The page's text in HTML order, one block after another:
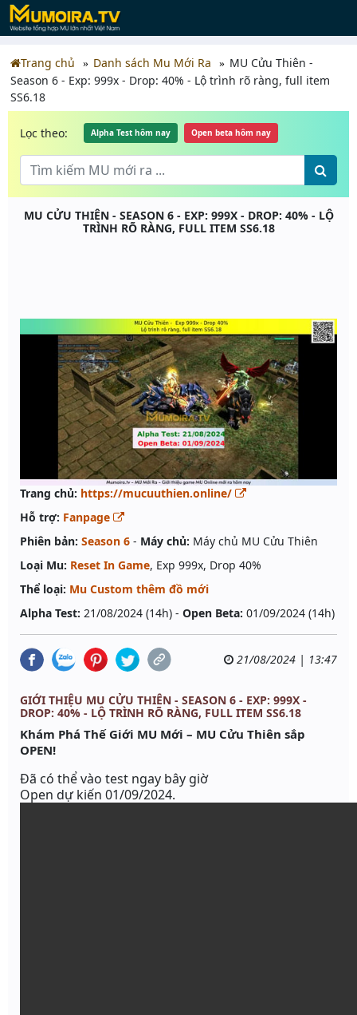
Trang chủ Danh sách Mu Mới Ra
MU Cửu Thiên -
Season 6 - Exp: 999x - Drop: 40% - Lộ trình rõ ràng, full item
SS6.18
Lọc theo: Alpha Test hôm nay Open beta hôm nay
MU CỬU THIÊN - SEASON 6 - EXP: 999X - DROP: 40% - LỘ
TRÌNH RÕ RÀNG, FULL ITEM SS6.18
Trang chủ: https://mucuuthien.online/
Hỗ trợ: Fanpage
Phiên bản: Season 6 - Máy chủ: Máy chủ MU Cửu Thiên
Loại Mu: Reset In Game, Exp 999x, Drop 40%
Thể loại: Mu Custom thêm đồ mới
Alpha Test: 21/08/2024 (14h) - Open Beta: 01/09/2024 (14h)
21/08/2024 | 13:47
GIỚI THIỆU MU CỬU THIÊN - SEASON 6 - EXP: 999X -
DROP: 40% - LỘ TRÌNH RÕ RÀNG, FULL ITEM SS6.18
Khám Phá Thế Giới MU Mới – MU Cửu Thiên sắp
OPEN!
Đã có thể vào test ngay bây giờ
Open dự kiến 01/09/2024.